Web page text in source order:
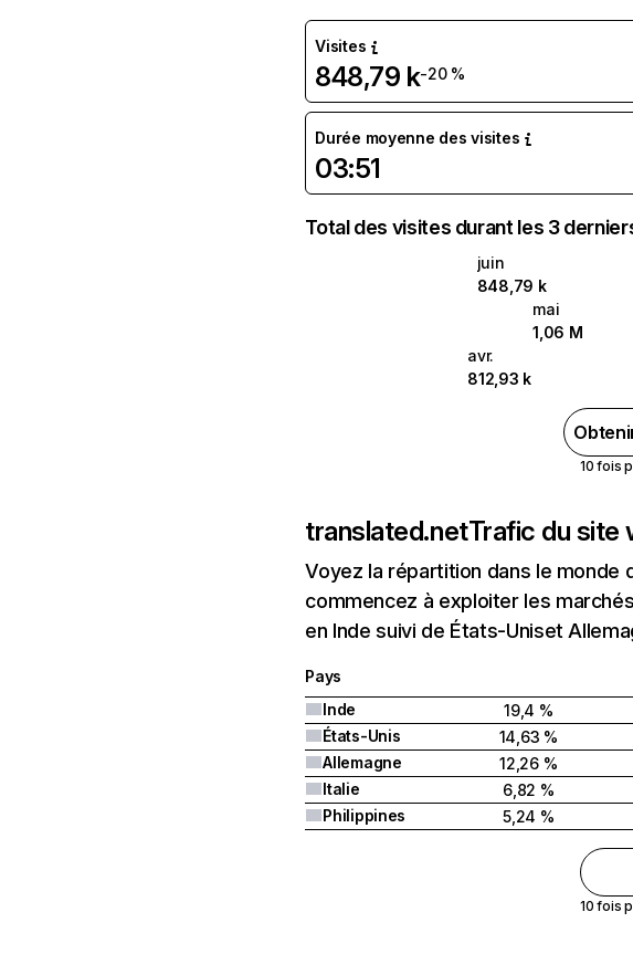
Visites
848,79 k-20 %
Durée moyenne des visites
03:51
Total des visites durant les 3
juin
848,79 k
mai
1,06 M
avr.
812,93 k
10 fois
translated.netTrafic du site
Voyez la répartition dans le
commencez à exploiter les
en Inde suivi de États-Uniset
Pays
Inde
19,4 %
États-Unis
14,63 %
Allemagne
12,26 %
Italie
6,82 %
Philippines
5,24 %
10 fois